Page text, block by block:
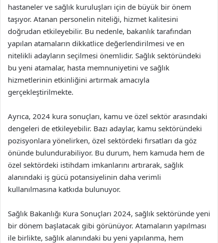
hastaneler ve sağlık kuruluşları için de büyük bir önem
taşıyor. Atanan personelin niteliği, hizmet kalitesini
doğrudan etkileyebilir. Bu nedenle, bakanlık tarafından
yapılan atamaların dikkatlice değerlendirilmesi ve en
nitelikli adayların seçilmesi önemlidir. Sağlık sektöründeki
bu yeni atamalar, hasta memnuniyetini ve sağlık
hizmetlerinin etkinliğini artırmak amacıyla
gerçekleştirilmekte.
Ayrıca, 2024 kura sonuçları, kamu ve özel sektör arasındaki
dengeleri de etkileyebilir. Bazı adaylar, kamu sektöründeki
pozisyonlara yönelirken, özel sektördeki fırsatları da göz
önünde bulundurabiliyor. Bu durum, hem kamuda hem de
özel sektördeki istihdam imkanlarını artırarak, sağlık
alanındaki iş gücü potansiyelinin daha verimli
kullanılmasına katkıda bulunuyor.
Sağlık Bakanlığı Kura Sonuçları 2024, sağlık sektöründe yeni
bir dönem başlatacak gibi görünüyor. Atamaların yapılması
ile birlikte, sağlık alanındaki bu yeni yapılanma, hem